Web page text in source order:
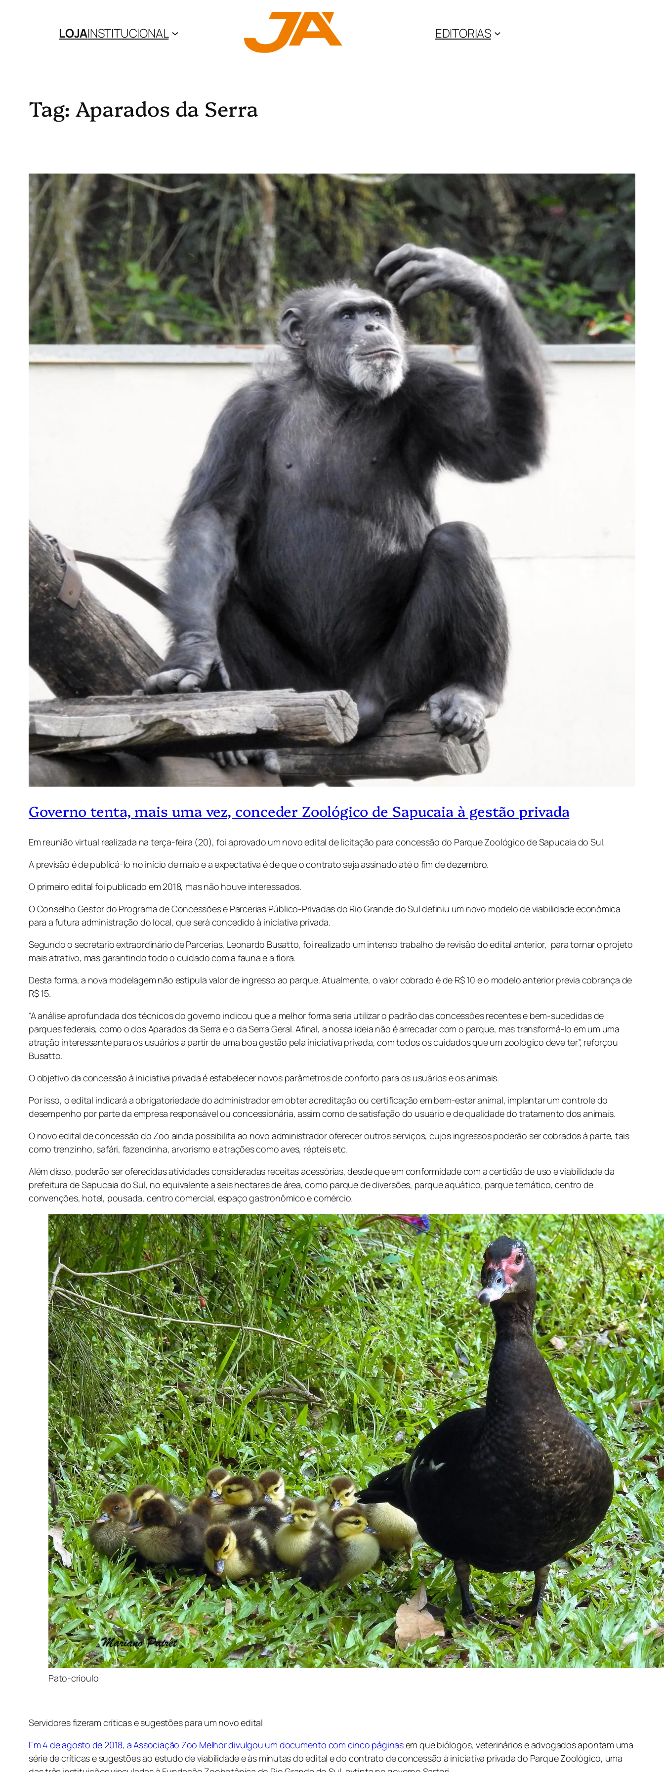
LOJAINSTITUCIONAL EDITORIAS
Tag: Aparados da Serra
Governo tenta, mais uma vez, conceder Zoológico de Sapucaia à gestão privada
Em reunião virtual realizada na terça-feira (20), foi aprovado um novo edital de licitação para concessão do Parque Zoológico de Sapucaia do Sul.
A previsão é de publicá-lo no início de maio e a expectativa é de que o contrato seja assinado até o fim de dezembro.
O primeiro edital foi publicado em 2018, mas não houve interessados.
O Conselho Gestor do Programa de Concessões e Parcerias Público-Privadas do Rio Grande do Sul definiu um novo modelo de viabilidade econômica
para a futura administração do local, que será concedido à iniciativa privada.
Segundo o secretário extraordinário de Parcerias, Leonardo Busatto, foi realizado um intenso trabalho de revisão do edital anterior, para tornar o projeto
mais atrativo, mas garantindo todo o cuidado com a fauna e a flora.
Desta forma, a nova modelagem não estipula valor de ingresso ao parque. Atualmente, o valor cobrado é de R$ 10 e o modelo anterior previa cobrança de
R$ 15.
“A análise aprofundada dos técnicos do governo indicou que a melhor forma seria utilizar o padrão das concessões recentes e bem-sucedidas de
parques federais, como o dos Aparados da Serra e o da Serra Geral. Afinal, a nossa ideia não é arrecadar com o parque, mas transformá-lo em um uma
atração interessante para os usuários a partir de uma boa gestão pela iniciativa privada, com todos os cuidados que um zoológico deve ter”, reforçou
Busatto.
O objetivo da concessão à iniciativa privada é estabelecer novos parâmetros de conforto para os usuários e os animais.
Por isso, o edital indicará a obrigatoriedade do administrador em obter acreditação ou certificação em bem-estar animal, implantar um controle do
desempenho por parte da empresa responsável ou concessionária, assim como de satisfação do usuário e de qualidade do tratamento dos animais.
O novo edital de concessão do Zoo ainda possibilita ao novo administrador oferecer outros serviços, cujos ingressos poderão ser cobrados à parte, tais
como trenzinho, safári, fazendinha, arvorismo e atrações como aves, répteis etc.
Além disso, poderão ser oferecidas atividades consideradas receitas acessórias, desde que em conformidade com a certidão de uso e viabilidade da
prefeitura de Sapucaia do Sul, no equivalente a seis hectares de área, como parque de diversões, parque aquático, parque temático, centro de
convenções, hotel, pousada, centro comercial, espaço gastronômico e comércio.
Pato-crioulo
Servidores fizeram críticas e sugestões para um novo edital
Em 4 de agosto de 2018, a Associação Zoo Melhor divulgou um documento com cinco páginasem que biólogos, veterinários e advogados apontam uma
série de críticas e sugestões ao estudo de viabilidade e às minutas do edital e do contrato de concessão à iniciativa privada do Parque Zoológico, uma